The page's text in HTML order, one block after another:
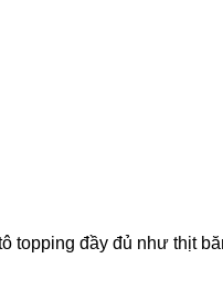
topping đầy đủ như thịt